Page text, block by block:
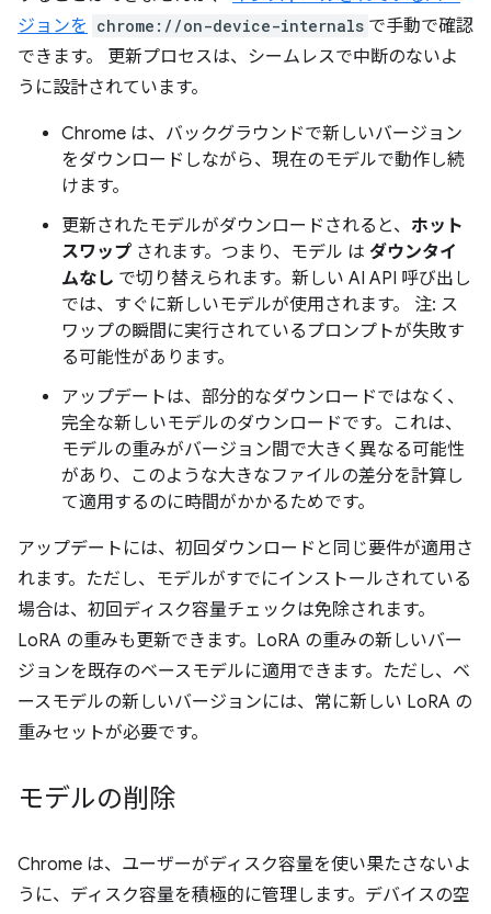
ジョンを chrome://on-device-internals で手動で確認
できます。 更新プロセスは、シームレスで中断のないよ
うに設計されています。
Chrome は、バックグラウンドで新しいバージョン
をダウンロードしながら、現在のモデルで動作し続
けます。
更新されたモデルがダウンロードされると、 ホット
スワップ されます。つまり、モデル は ダウンタイ
ムなし で切り替えられます。新しい AI API 呼び出し
では、すぐに新しいモデルが使用されます。 注: ス
ワップの瞬間に実行されているプロンプトが失敗す
る可能性があります。
アップデートは、部分的なダウンロードではなく、
完全な新しいモデルのダウンロードです。これは、
モデルの重みがバージョン間で大きく異なる可能性
があり、このような大きなファイルの差分を計算し
て適用するのに時間がかかるためです。
アップデートには、初回ダウンロードと同じ要件が適用さ
れます。ただし、モデルがすでにインストールされている
場合は、初回ディスク容量チェックは免除されます。
LoRA の重みも更新できます。LoRA の重みの新しいバー
ジョンを既存のベースモデルに適用できます。ただし、ベ
ースモデルの新しいバージョンには、常に新しい LoRA の
重みセットが必要です。
モデルの削除
Chrome は、ユーザーがディスク容量を使い果たさないよ
うに、ディスク容量を積極的に管理します。デバイスの空